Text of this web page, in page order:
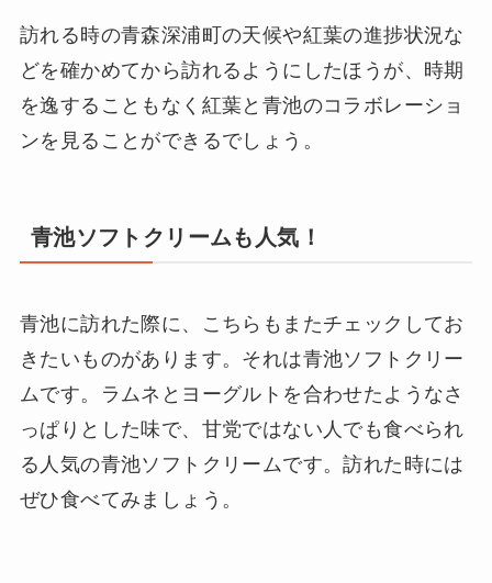
訪れる時の青森深浦町の天候や紅葉の進捗状況な
どを確かめてから訪れるようにしたほうが、時期
を逸することもなく紅葉と青池のコラボレーショ
ンを見ることができるでしょう。
青池ソフトクリームも人気！
青池に訪れた際に、こちらもまたチェックしてお
きたいものがあります。それは青池ソフトクリー
ムです。ラムネとヨーグルトを合わせたようなさ
っぱりとした味で、甘党ではない人でも食べられ
る人気の青池ソフトクリームです。訪れた時には
ぜひ食べてみましょう。